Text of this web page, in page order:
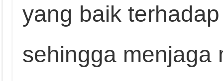
yang baik
sehingga menjaga